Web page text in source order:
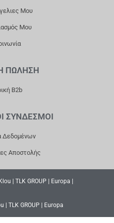
Μου
Μου
ΠΩΛΗΣΗ
B2b
ΣΥΝΔΕΣΜΟΙ
Δεδομένων
Αποστολής
| TLK GROUP | Europa |
| TLK GROUP | Europa